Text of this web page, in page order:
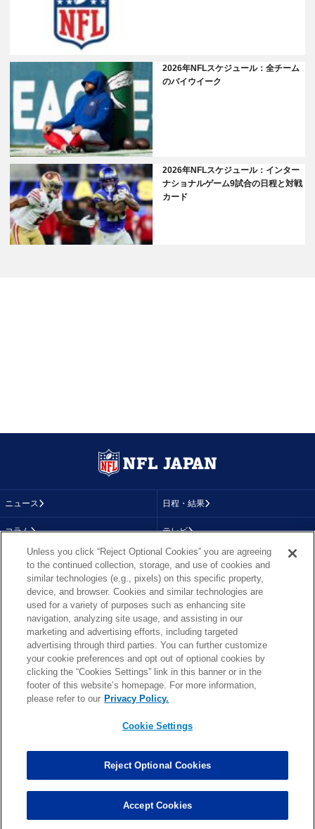
2026年NFLスケジュール：全チーム
のバイウイーク
2026年NFLスケジュール：インター
ナショナルゲーム9試合の日程と対戦
カード
ニュース 日程・結果
コラム テレビ
順位表
About NFL
More NFL 特集
TOP お問い合わせ FAQ
PHOTO BY AP Images / PHOTO BY Getty Images
Unless you click “Reject Optional Cookies” you are agreeing
to the continued collection, storage, and use of cookies and
similar technologies (e.g., pixels) on this specific property,
device, and browser. Cookies and similar technologies are
used for a variety of purposes such as enhancing site
navigation, analyzing site usage, and assisting in our
marketing and advertising efforts, including targeted
advertising through third parties. You can further customize
your cookie preferences and opt out of optional cookies by
clicking the “Cookies Settings” link in this banner or in the
footer of this website’s homepage. For more information,
please refer to our Privacy Policy.
Cookie Settings
Reject Optional Cookies
Accept Cookies